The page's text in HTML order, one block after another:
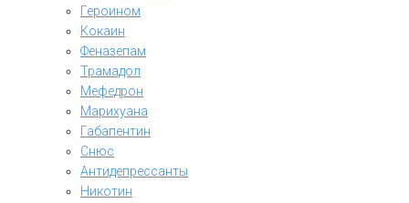
Героином
Кокаин
Феназепам
Трамадол
Мефедрон
Марихуана
Габапентин
Снюс
Антидепрессанты
Никотин